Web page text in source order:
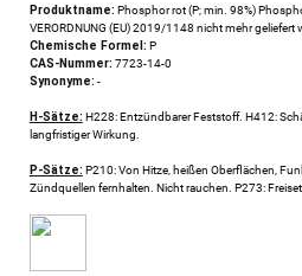
Produktname: Phosphor rot (P; min. 98%)
VERORDNUNG (EU) 2019/1148 nicht mehr geliefert
Chemische Formel: P
CAS-Nummer: 7723-14-0
Synonyme: -
H-Sätze: H228: Entzündbarer Feststoff. H412:
langfristiger Wirkung.
P-Sätze: P210: Von Hitze, heißen Oberflächen,
Zündquellen fernhalten. Nicht rauchen. P273: